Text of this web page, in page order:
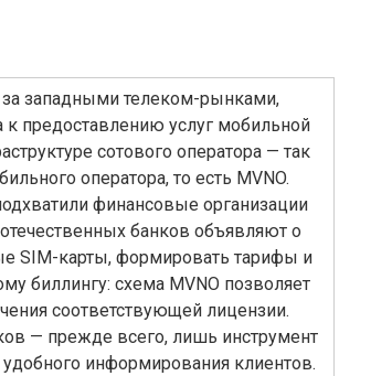
западными телеком-рынками,
предоставлению услуг мобильной
сотового оператора — так
оператора, то есть MVNO.
финансовые организации
банков объявляют о
SIM-карты, формировать тарифы и
биллингу: схема MVNO позволяет
соответствующей лицензии.
— прежде всего, лишь инструмент
информирования клиентов.